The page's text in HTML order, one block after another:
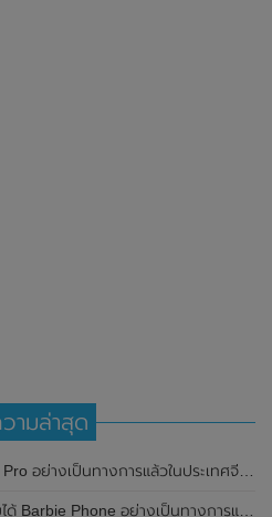
ามล่าสุด
ไซน์พรีเมี่ยม ทนทาน และแบตเตอรี่สุดอึดขนาดใหญ่ 6,500mAh พร้อมรองรับการชาร์จไว 80W
อย่างเป็นทางการแล้ว มาพร้อมธีมสีชมพูสดใส